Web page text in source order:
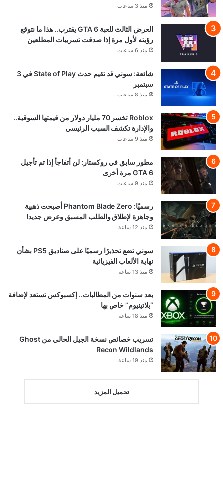
منذ 3 ساعات
العرض الثالث للعبة GTA 6 يقترب.. هذا ما نتوقع
رؤيته لأول مرة إذا صدقت تسريبات المطلعين
منذ 6 ساعات
شائعة: سوني قد تقيم حدث State of Play في 3
سبتمبر
منذ 8 ساعات
Roblox تخسر 70 مليار دولار من قيمتها السوقية..
والإدارة تكشف السبب الرئيسي
منذ 9 ساعات
مطور سابق في روكستار: لن أتفاجأ إذا تم تأجيل
GTA 6 مرة أخرى
منذ 9 ساعات
رسميًا: Phantom Blade Zero أصبحت ذهبية
وجاهزة لإطلاق والطلب المسبق وعرض جديد!
منذ 12 ساعة
سوني تضع تحذيرًا رسميًا على صناديق PS5 بشأن
نهاية الألعاب الفيزيائية
منذ 13 ساعة
بعد سنوات من المطالبات.. إكسبوكس تستعد لإضافة
“بلاتينيوم” خاص بها
منذ 18 ساعة
تسريب خصائص نسخة الجيل الحالي من Ghost
Recon Wildlands
منذ 19 ساعة
تحميل المزيد